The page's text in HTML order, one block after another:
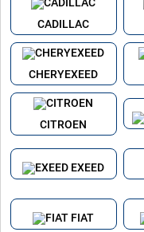
CADILLAC
CHERYEXEED
CITROEN
EXEED
FIAT